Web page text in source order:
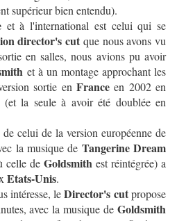
supérieur bien entendu).
et à l'international est celui qui se
director's cut que nous avons vu
en salles, nous avions pu avoir
et à un montage approchant les
sortie en France en 2002 en
(et la seule à avoir été doublée en
celui de la version européenne de
la musique de Tangerine Dream
celle de Goldsmith est réintégrée) a
Etats-Unis.
intéresse, leDirector's cutpropose
avec la musique de Goldsmith